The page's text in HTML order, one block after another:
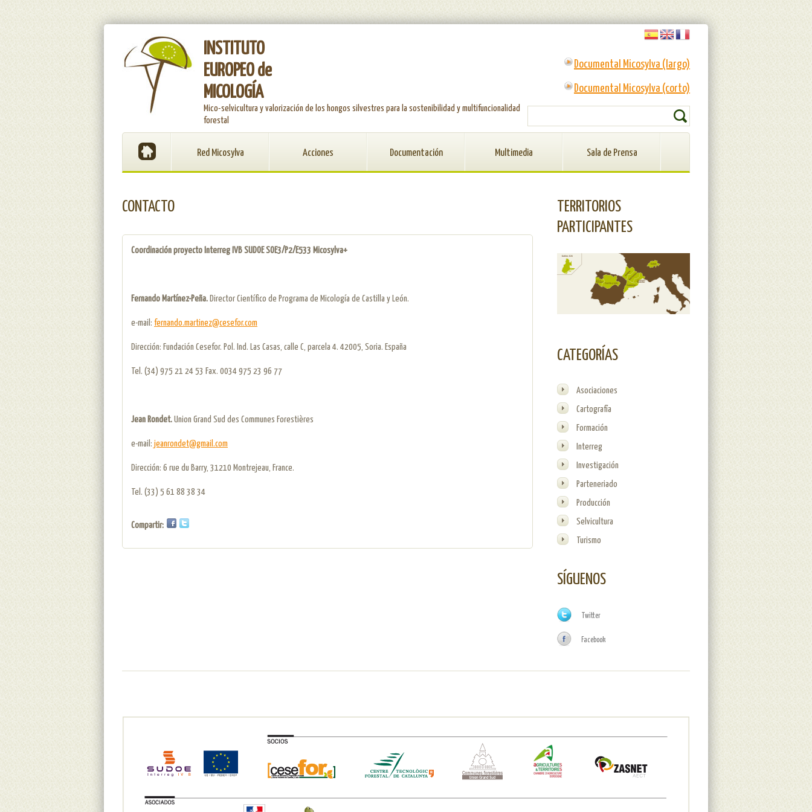
INSTITUTO
EUROPEO de
MICOLOGÍA
Mico-selvicultura y valorización de los hongos silvestres para la sostenibilidad y multifuncionalidad
forestal
Documental Micosylva (largo)
Documental Micosylva (corto)
Buscar
Red Micosylva Acciones Documentación Multimedia Sala de Prensa
TERRITORIOS
PARTICIPANTES
CATEGORÍAS
Asociaciones
Cartografía
Formación
Interreg
Investigación
Parteneriado
Producción
Selvicultura
Turismo
SÍGUENOS
Twitter
Facebook
CONTACTO
Coordinación proyecto Interreg IVB SUDOE SOE3/P2/E533 Micosylva+
Fernando Martínez-Peña.Director Científico de Programa de Micología de Castilla y León.
e-mail: fernando.martinez@cesefor.com
Dirección: Fundación Cesefor. Pol. Ind. Las Casas, calle C, parcela 4. 42005, Soria. España
Tel. (34) 975 21 24 53 Fax. 0034 975 23 96 77
Jean Rondet.Union Grand Sud des Communes Forestières
e-mail: jeanrondet@gmail.com
Dirección: 6 rue du Barry, 31210 Montrejeau, France.
Tel. (33) 5 61 88 38 34
Compartir: